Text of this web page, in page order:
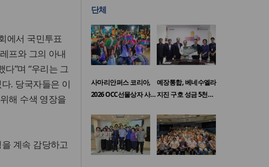
에서 국민투표
프와 그의 아내
”며 “우리는 그
. 당국자들은 이
해 수색 영장을
계속 감당하고
단체
사마리안퍼스 코리아,
2026 OCC선물상자 사…
예장통합, 베네수엘라
지진 구호 성금 5천…